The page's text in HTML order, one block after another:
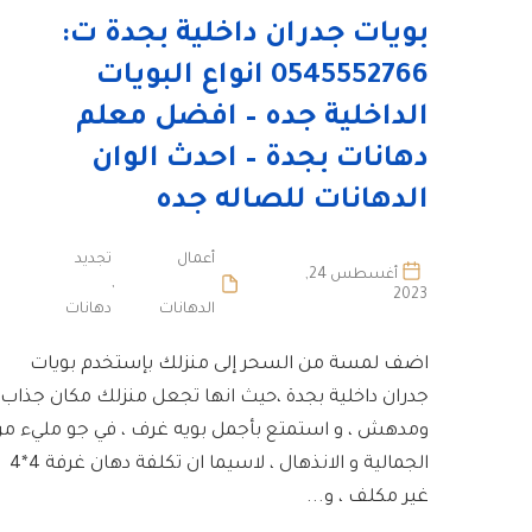
بويات جدران داخلية بجدة ت:
0545552766 انواع البويات
الداخلية جده – افضل معلم
دهانات بجدة – احدث الوان
الدهانات للصاله جده
أغسطس 24,
2023
أعمال
الدهانات
,
تجديد
دهانات
اضف لمسة من السحر إلى منزلك بإستخدم بويات
جدران داخلية بجدة ،حيث انها تجعل منزلك مكان جذاب
ومدهش ، و استمتع بأجمل بويه غرف ، في جو مليء
الجمالية و الانذهال ، لاسيما ان تكلفة دهان غرفة 4*4
غير مكلف ، و...